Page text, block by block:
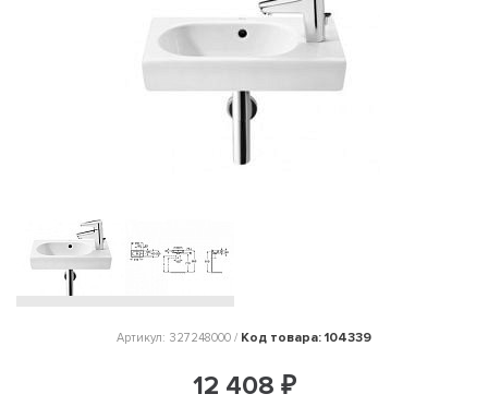
Артикул: 327248000 / Код товара: 104339
12 408 ₽